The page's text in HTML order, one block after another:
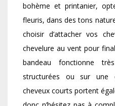
bohème et printanier,
fleuris, dans des tons
choisir d’attacher vos
chevelure au vent pour
bandeau fonctionne
structurées ou sur une
cheveux courts portent